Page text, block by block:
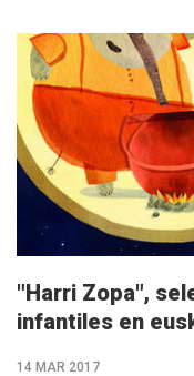
"Harri Zopa",
infantiles en
14 MAR 2017
M�s
info